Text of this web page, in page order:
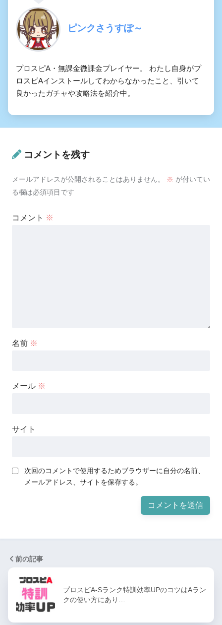
ピンクさうすぽ～
プロスピA・無課金微課金プレイヤー。 わたし自身がプ
ロスピAインストールしてわからなかったこと、引いて
良かったガチャや攻略法を紹介中。
コメントを残す
メールアドレスが公開されることはありません。 ※ が付いてい
る欄は必須項目です
コメント ※
名前 ※
メール ※
サイト
次回のコメントで使用するためブラウザーに自分の名前、
メールアドレス、サイトを保存する。
前の記事
プロスピA-Sランク特訓効率UPのコツはAラン
クの使い方にあり…